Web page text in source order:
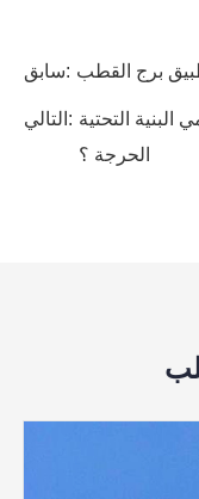
سابق:
التالي: التحتية
الحرجة ؟